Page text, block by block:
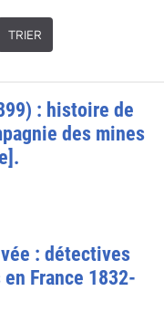
TRIER
: histoire de
des mines
: détectives
France 1832-